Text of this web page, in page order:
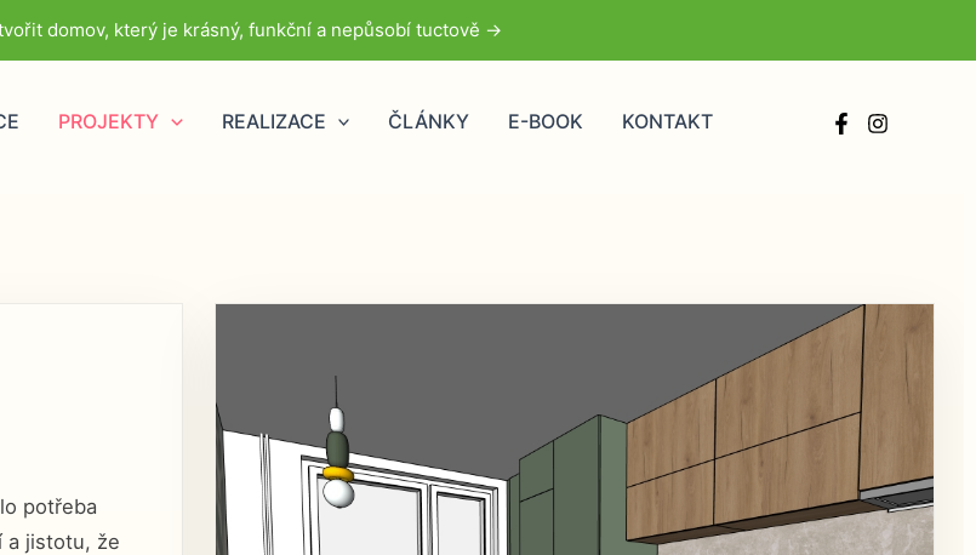
domov, který je krásný, funkční a nepůsobí tuctově ->
PROJEKTY REALIZACE ČLÁNKY E-BOOK KONTAKT
potřeba
a jistotu, že